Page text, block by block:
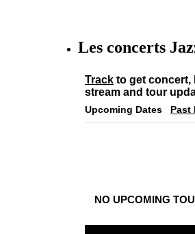
Les concerts
Track to get concert,
stream and tour
Upcoming Dates Past
NO UPCOMING